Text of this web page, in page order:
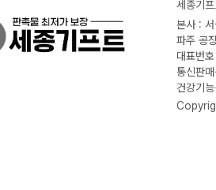
세종기
본사 :
파주 공
대표번
통신판
건강기